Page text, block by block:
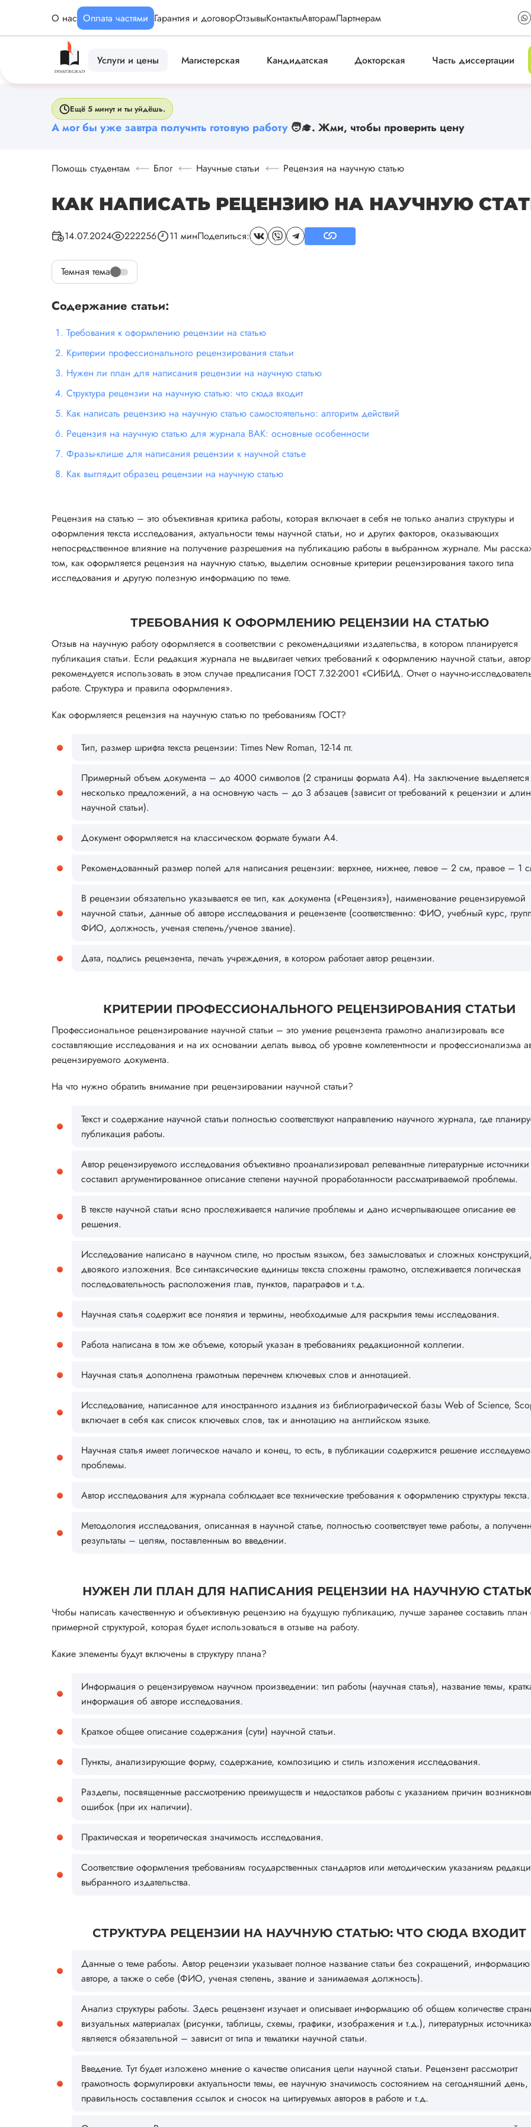
О нас Оплата частями Гарантия и договорОтзывыКонтактыАвторамПартнерам
Услуги и цены Магистерская Кандидатская Докторская Часть диссертации
Ещё 5 минут и ты уйдёшь.
А мог бы уже завтра получить готовую работу🧑‍🎓. Жми, чтобы проверить цену
Помощь студентам Блог Научные статьи Рецензия на научную статью
КАК НАПИСАТЬ РЕЦЕНЗИЮ НА НАУЧНУЮ
14.07.2024 222256 11 минПоделиться:
Темная тема
Содержание статьи:
Требования к оформлению рецензии на статью
Критерии профессионального рецензирования статьи
Нужен ли план для написания рецензии на научную статью
Структура рецензии на научную статью: что сюда входит
Как написать рецензию на научную статью самостоятельно: алгоритм действий
Рецензия на научную статью для журнала ВАК: основные особенности
Фразы-клише для написания рецензии к научной статье
Как выглядит образец рецензии на научную статью
Рецензия на статью – это объективная критика работы, которая включает в себя не только анализ структуры и
оформления текста исследования, актуальности темы научной статьи, но и других факторов, оказывающих
непосредственное влияние на получение разрешения на публикацию работы в выбранном журнале. Мы
том, как оформляется рецензия на научную статью, выделим основные критерии рецензирования такого типа
исследования и другую полезную информацию по теме.
ТРЕБОВАНИЯ К ОФОРМЛЕНИЮ РЕЦЕНЗИИ НА СТАТЬЮ
Отзыв на научную работу оформляется в соответствии с рекомендациями издательства, в котором планируется
публикация статьи. Если редакция журнала не выдвигает четких требований к оформлению научной статьи,
рекомендуется использовать в этом случае предписания ГОСТ 7.32-2001 «СИБИД. Отчет о научно-
работе. Структура и правила оформления».
Как оформляется рецензия на научную статью по требованиям ГОСТ?
Тип, размер шрифта текста рецензии: Times New Roman, 12-14 пт.
Примерный объем документа – до 4000 символов (2 страницы формата А4). На заключение выделяется
несколько предложений, а на основную часть – до 3 абзацев (зависит от требований к рецензии и
научной статьи).
Документ оформляется на классическом формате бумаги А4.
Рекомендованный размер полей для написания рецензии: верхнее, нижнее, левое – 2 см, правое – 1
В рецензии обязательно указывается ее тип, как документа («Рецензия»), наименование рецензируемой
научной статьи, данные об авторе исследования и рецензенте (соответственно: ФИО, учебный курс,
ФИО, должность, ученая степень/ученое звание).
Дата, подпись рецензента, печать учреждения, в котором работает автор рецензии.
КРИТЕРИИ ПРОФЕССИОНАЛЬНОГО РЕЦЕНЗИРОВАНИЯ СТАТЬИ
Профессиональное рецензирование научной статьи – это умение рецензента грамотно анализировать все
составляющие исследования и на их основании делать вывод об уровне компетентности и профессионализма
рецензируемого документа.
На что нужно обратить внимание при рецензировании научной статьи?
Текст и содержание научной статьи полностью соответствуют направлению научного журнала, где
публикация работы.
Автор рецензируемого исследования объективно проанализировал релевантные литературные
составил аргументированное описание степени научной проработанности рассматриваемой проблемы.
В тексте научной статьи ясно прослеживается наличие проблемы и дано исчерпывающее описание ее
решения.
Исследование написано в научном стиле, но простым языком, без замысловатых и сложных конструкций,
двоякого изложения. Все синтаксические единицы текста сложены грамотно, отслеживается логическая
последовательность расположения глав, пунктов, параграфов и т.д.
Научная статья содержит все понятия и термины, необходимые для раскрытия темы исследования.
Работа написана в том же объеме, который указан в требованиях редакционной коллегии.
Научная статья дополнена грамотным перечнем ключевых слов и аннотацией.
Исследование, написанное для иностранного издания из библиографической базы Web of Science,
включает в себя как список ключевых слов, так и аннотацию на английском языке.
Научная статья имеет логическое начало и конец, то есть, в публикации содержится решение
проблемы.
Автор исследования для журнала соблюдает все технические требования к оформлению структуры текста.
Методология исследования, описанная в научной статье, полностью соответствует теме работы, а
результаты – целям, поставленным во введении.
НУЖЕН ЛИ ПЛАН ДЛЯ НАПИСАНИЯ РЕЦЕНЗИИ НА НАУЧНУЮ
Чтобы написать качественную и объективную рецензию на будущую публикацию, лучше заранее составить план
примерной структурой, которая будет использоваться в отзыве на работу.
Какие элементы будут включены в структуру плана?
Информация о рецензируемом научном произведении: тип работы (научная статья), название темы,
информация об авторе исследования.
Краткое общее описание содержания (сути) научной статьи.
Пункты, анализирующие форму, содержание, композицию и стиль изложения исследования.
Разделы, посвященные рассмотрению преимуществ и недостатков работы с указанием причин
ошибок (при их наличии).
Практическая и теоретическая значимость исследования.
Соответствие оформления требованиям государственных стандартов или методическим указаниям
выбранного издательства.
СТРУКТУРА РЕЦЕНЗИИ НА НАУЧНУЮ СТАТЬЮ: ЧТО СЮДА ВХОДИТ
Данные о теме работы. Автор рецензии указывает полное название статьи без сокращений,
авторе, а также о себе (ФИО, ученая степень, звание и занимаемая должность).
Анализ структуры работы. Здесь рецензент изучает и описывает информацию об общем количестве
визуальных материалах (рисунки, таблицы, схемы, графики, изображения и т.д.), литературных
является обязательной – зависит от типа и тематики научной статьи.
Введение. Тут будет изложено мнение о качестве описания цели научной статьи. Рецензент рассмотрит
грамотность формулировки актуальности темы, ее научную значимость состоянием на сегодняшний день,
правильность составления ссылок и сносок на цитируемых авторов в работе и т.д.